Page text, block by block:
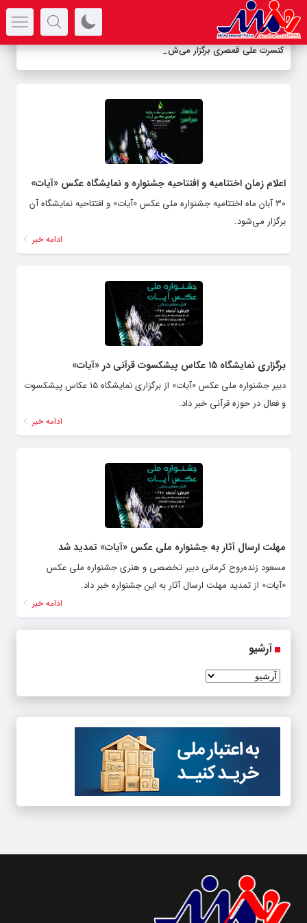
کنسرت علی قمصری برگزار می‌شود_
اعلام زمان اختتامیه و افتتاحیه جشنواره و نمایشگاه عکس «آیات»
۳۰ آبان ماه اختتامیه جشنواره ملی عکس «آیات» و افتتاحیه نمایشگاه آن
برگزار می‌شود.
ادامه خبر
برگزاری نمایشگاه ۱۵ عکاس پیشکسوت قرآنی در «آیات»
دبیر جشنواره ملی عکس «آیات» از برگزاری نمایشگاه ۱۵ عکاس پیشکسوت
و فعال در حوزه قرآنی خبر داد.
ادامه خبر
مهلت ارسال آثار به جشنواره ملی عکس «آیات» تمدید شد
مسعود زنده‌روح کرمانی دبیر تخصصی و هنری جشنواره ملی عکس
«آیات» از تمدید مهلت ارسال آثار به این جشنواره خبر داد.
ادامه خبر
آرشیو